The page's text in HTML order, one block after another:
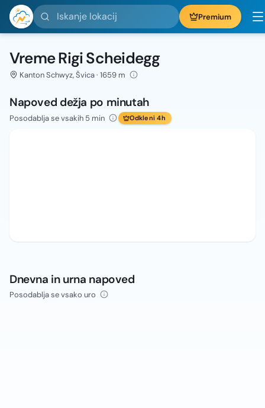
Iskanje lokacij Premium
Vreme Rigi Scheidegg
Kanton Schwyz, Švica · 1659 m
Napoved dežja po minutah
Posodablja se vsakih 5 min Odkleni 4h
Dnevna in urna napoved
Posodablja se vsako uro